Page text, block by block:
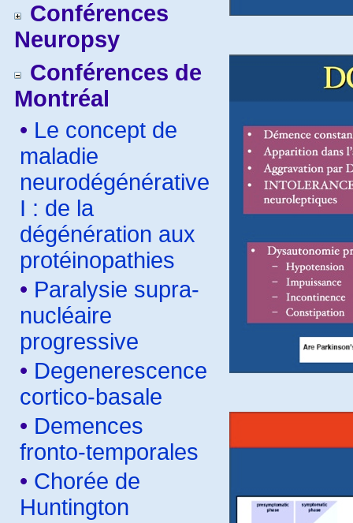
Conférences
Neuropsy
Conférences de
Montréal
• Le concept de
maladie
neurodégénérative
I : de la
dégénération aux
protéinopathies
• Paralysie supra-
nucléaire
progressive
• Degenerescence
cortico-basale
• Demences
fronto-temporales
• Chorée de
Huntington